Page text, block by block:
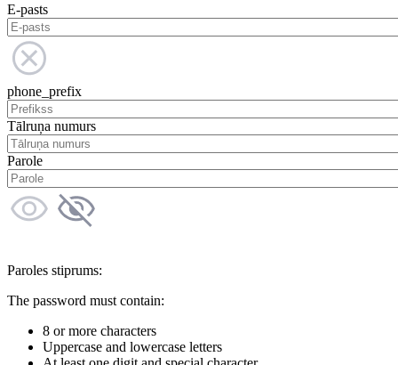
E-pasts
phone_prefix
Tālruņa numurs
Parole
Paroles stiprums:
The password must contain:
8 or more characters
Uppercase and lowercase letters